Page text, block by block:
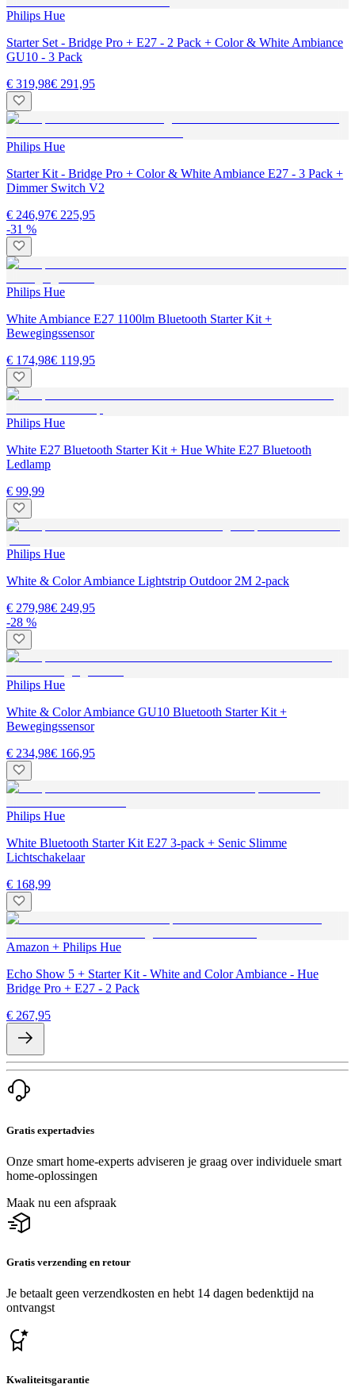
Philips Hue
Starter Set - Bridge Pro + E27 - 2 Pack + Color & White Ambiance
GU10 - 3 Pack
€ 319,98€ 291,95
Philips Hue
Starter Kit - Bridge Pro + Color & White Ambiance E27 - 3 Pack +
Dimmer Switch V2
€ 246,97€ 225,95
-31 %
Philips Hue
White Ambiance E27 1100lm Bluetooth Starter Kit +
Bewegingssensor
€ 174,98€ 119,95
Philips Hue
White E27 Bluetooth Starter Kit + Hue White E27 Bluetooth
Ledlamp
€ 99,99
Philips Hue
White & Color Ambiance Lightstrip Outdoor 2M 2-pack
€ 279,98€ 249,95
-28 %
Philips Hue
White & Color Ambiance GU10 Bluetooth Starter Kit +
Bewegingssensor
€ 234,98€ 166,95
Philips Hue
White Bluetooth Starter Kit E27 3-pack + Senic Slimme
Lichtschakelaar
€ 168,99
Amazon + Philips Hue
Echo Show 5 + Starter Kit - White and Color Ambiance - Hue
Bridge Pro + E27 - 2 Pack
€ 267,95
Gratis expertadvies
Onze smart home-experts adviseren je graag over individuele smart
home-oplossingen
Maak nu een afspraak
Gratis verzending en retour
Je betaalt geen verzendkosten en hebt 14 dagen bedenktijd na
ontvangst
Kwaliteitsgarantie